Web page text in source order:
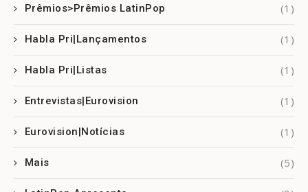
Prêmios>Prêmios LatinPop (1)
Habla Pri|Lançamentos (1)
Habla Pri|Listas (1)
Entrevistas|Eurovision (1)
Eurovision|Notícias (1)
Mais (5)